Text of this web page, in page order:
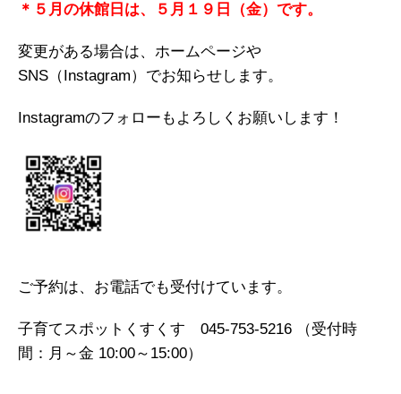
＊５月の休館日は、５月１９日（金）です。
変更がある場合は、ホームページや
SNS（Instagram）でお知らせします。
Instagramのフォローもよろしくお願いします！
ご予約は、お電話でも受付けています。
子育てスポットくすくす 045-753-5216 （受付時
間：月～金 10:00～15:00）